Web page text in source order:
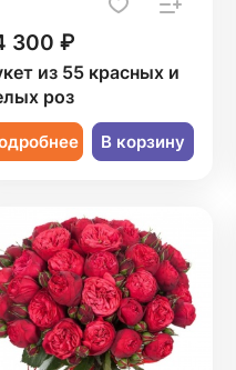
300 ₽
из 55 красных и
роз
В корзину